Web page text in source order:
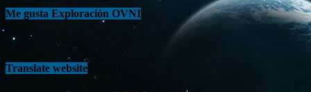
Me gusta Exploración OVNI
Translate website